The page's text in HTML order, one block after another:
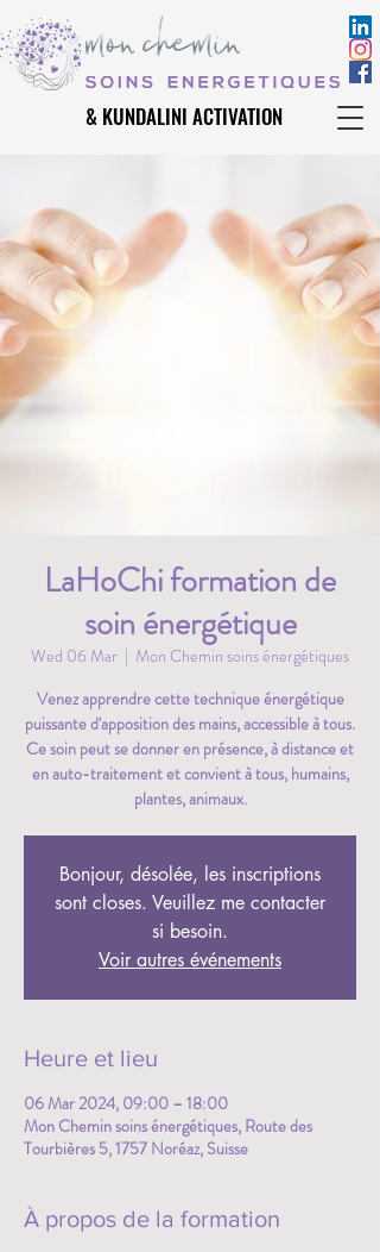
& KUNDALINI ACTIVATION
& KUNDALINI ACTIVATION
LaHoChi formation de
soin énergétique
Wed 06 Mar
  |
Mon Chemin soins énergétiques
Venez apprendre cette technique énergétique
puissante d'apposition des mains, accessible à tous.
Ce soin peut se donner en présence, à distance et
en auto-traitement et convient à tous, humains,
plantes, animaux.
Bonjour, désolée, les inscriptions
sont closes. Veuillez me contacter
si besoin.
Voir autres événements
Heure et lieu
06 Mar 2024, 09:00 – 18:00
Mon Chemin soins énergétiques, Route des
Tourbières 5, 1757 Noréaz, Suisse
À propos de la formation